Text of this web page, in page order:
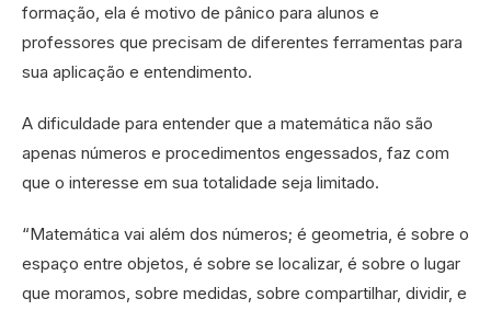
formação, ela é motivo de pânico para alunos e
professores que precisam de diferentes ferramentas para
sua aplicação e entendimento.
A dificuldade para entender que a matemática não são
apenas números e procedimentos engessados, faz com
que o interesse em sua totalidade seja limitado.
“Matemática vai além dos números; é geometria, é sobre o
espaço entre objetos, é sobre se localizar, é sobre o lugar
que moramos, sobre medidas, sobre compartilhar, dividir, e